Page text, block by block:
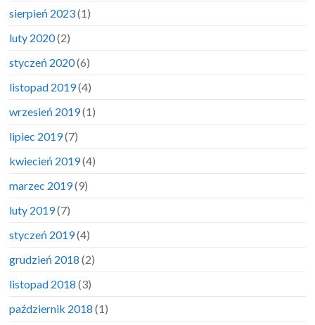
sierpień 2023(1)
luty 2020(2)
styczeń 2020(6)
listopad 2019(4)
wrzesień 2019(1)
lipiec 2019(7)
kwiecień 2019(4)
marzec 2019(9)
luty 2019(7)
styczeń 2019(4)
grudzień 2018 (2)
listopad 2018 (3)
październik 2018 (1)